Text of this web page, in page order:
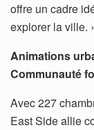
offre un cadre
explorer la ville.
Animations
Communauté
Avec 227
East Side allie